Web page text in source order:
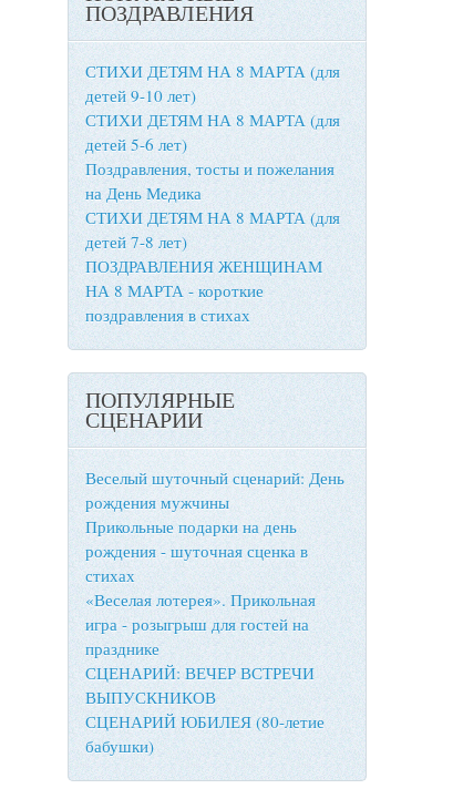
ПОЗДРАВЛЕНИЯ
СТИХИ ДЕТЯМ НА 8 МАРТА (для
детей 9-10 лет)
СТИХИ ДЕТЯМ НА 8 МАРТА (для
детей 5-6 лет)
Поздравления, тосты и пожелания
на День Медика
СТИХИ ДЕТЯМ НА 8 МАРТА (для
детей 7-8 лет)
ПОЗДРАВЛЕНИЯ ЖЕНЩИНАМ
НА 8 МАРТА - короткие
поздравления в стихах
ПОПУЛЯРНЫЕ
СЦЕНАРИИ
Веселый шуточный сценарий: День
рождения мужчины
Прикольные подарки на день
рождения - шуточная сценка в
стихах
«Веселая лотерея». Прикольная
игра - розыгрыш для гостей на
празднике
СЦЕНАРИЙ: ВЕЧЕР ВСТРЕЧИ
ВЫПУСКНИКОВ
СЦЕНАРИЙ ЮБИЛЕЯ (80-летие
бабушки)